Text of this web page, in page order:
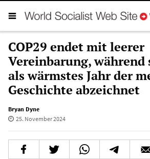
COP29 endet mit leerer
Vereinbarung, während
als wärmstes Jahr der
Geschichte abzeichnet
Bryan Dyne
25. November 2024